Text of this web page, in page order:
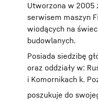
Utworzona w 2005
serwisem maszyn
wiodących na
budowlanych.
Posiada siedzibę
oraz oddziały w:
i Komornikach k.
poszukuje do